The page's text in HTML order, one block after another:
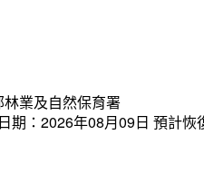
業及自然保育署
期：2026年08月09日 預計